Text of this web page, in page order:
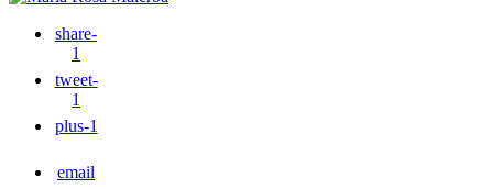
share-
1
tweet-
1
plus-1
email